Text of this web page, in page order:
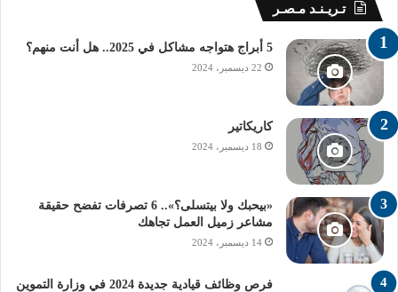
الأكاديمية العسكرية المصرية
التربية العسكرية بالجامعة
راديو الجامعة
تـريـنـد مـصـر
5 أبراج هتواجه مشاكل في 2025.. هل أنت منهم؟
22 ديسمبر، 2024
كاريكاتير
18 ديسمبر، 2024
«بيحبك ولا بيتسلى؟».. 6 تصرفات تفضح حقيقة
مشاعر زميل العمل تجاهك
14 ديسمبر، 2024
فرص وظائف قيادية جديدة 2024 في وزارة التموين